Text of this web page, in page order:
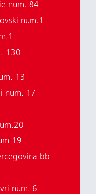
num. 84
num.1
130
13
num. 17
19
bb
num. 6